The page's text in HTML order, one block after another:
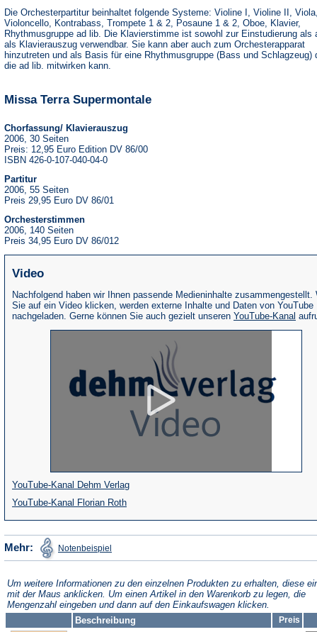
Die Orchesterpartitur beinhaltet folgende Systeme: Violine I, Violine II,
Violoncello, Kontrabass, Trompete 1 & 2, Posaune 1 & 2, Oboe, Klavier,
Rhythmusgruppe ad lib. Die Klavierstimme ist sowohl zur Einstudierung als
als Klavierauszug verwendbar. Sie kann aber auch zum Orchesterapparat
hinzutreten und als Basis für eine Rhythmusgruppe (Bass und Schlagzeug)
die ad lib. mitwirken kann.
Missa Terra Supermontale
Chorfassung/ Klavierauszug
2006, 30 Seiten
Preis: 12,95 Euro Edition DV 86/00
ISBN 426-0-107-040-04-0
Partitur
2006, 55 Seiten
Preis 29,95 Euro DV 86/01
Orchesterstimmen
2006, 140 Seiten
Preis 34,95 Euro DV 86/012
Video
Nachfolgend haben wir Ihnen passende Medieninhalte zusammengestellt.
Sie auf ein Video klicken, werden externe Inhalte und Daten von YouTube
nachgeladen. Gerne können Sie auch gezielt unseren YouTube-Kanal
YouTube-Kanal Dehm Verlag(Öffnet
einem
neuen
YouTube-Kanal Florian Roth(Öffnet
in
einem
Mehr: Notenbeispiel in
einem
Tab)
Um weitere Informationen zu den einzelnen Produkten zu erhalten, diese
mit der Maus anklicken. Um einen Artikel in den Warenkorb zu legen, die
Mengenzahl eingeben und dann auf den Einkaufswagen klicken.
Beschreibung
Preis